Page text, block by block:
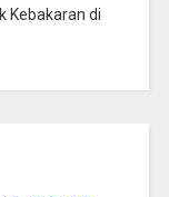
Kebakaran di